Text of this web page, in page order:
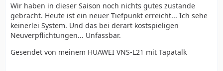
Wir haben in dieser Saison noch nichts gutes zustande
gebracht. Heute ist ein neuer Tiefpunkt erreicht... Ich sehe
keinerlei System. Und das bei derart kostspieligen
Neuverpflichtungen... Unfassbar.
Gesendet von meinem HUAWEI VNS-L21 mit Tapatalk